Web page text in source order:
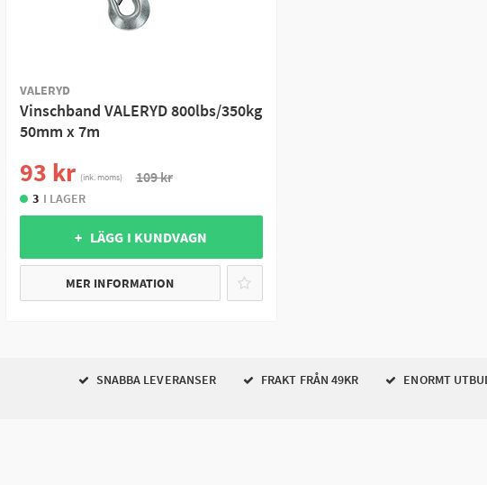
VALERYD
Vinschband VALERYD 800lbs/350kg
50mm x 7m
93 kr (ink. moms) 109 kr
3 I LAGER
+ LÄGG I KUNDVAGN
MER INFORMATION
SNABBA LEVERANSER FRAKT FRÅN 49KR ENORMT